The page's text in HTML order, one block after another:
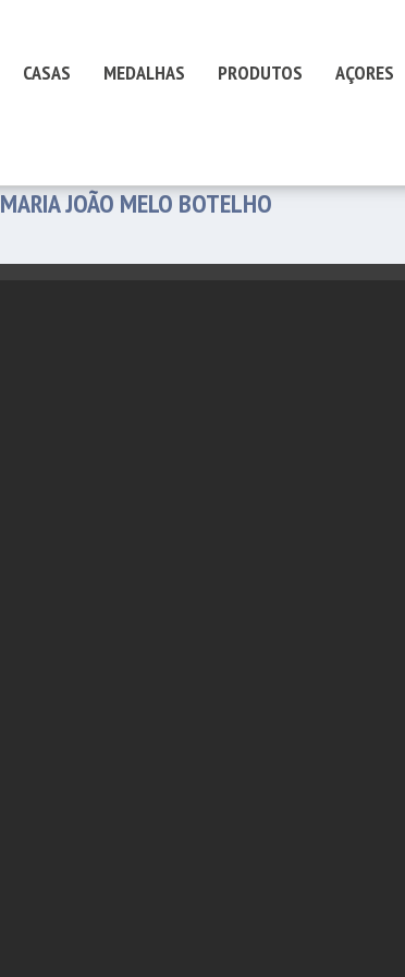
CASAS MEDALHAS PRODUTOS AÇORES
MARIA JOÃO MELO BOTELHO